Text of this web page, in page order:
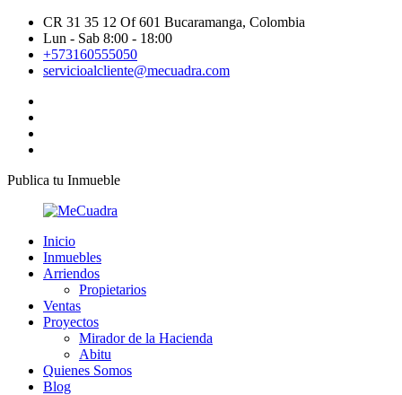
CR 31 35 12 Of 601 Bucaramanga, Colombia
Lun - Sab 8:00 - 18:00
+573160555050
servicioalcliente@mecuadra.com
Publica tu Inmueble
Inicio
Inmuebles
Arriendos
Propietarios
Ventas
Proyectos
Mirador de la Hacienda
Abitu
Quienes Somos
Blog